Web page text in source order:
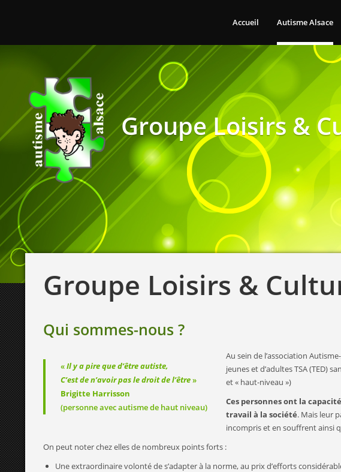
Accueil Autisme Alsace
Groupe Loisirs &
Groupe Loisirs &
Qui sommes-nous ?
«Il y a pire que d’être autiste,
C’est de n’avoir pas le droit de l’être»
Brigitte Harrisson
(personne avec autisme de haut niveau)
Au sein de l’association
jeunes et d’adultes TSA (TED)
et « haut-niveau »)
Ces personnes ont la
travail à la société. Mais leur
incompris et en souffrent ainsi
On peut noter chez elles de nombreux points forts :
Une extraordinaire volonté de s’adapter à la norme, au prix d’efforts